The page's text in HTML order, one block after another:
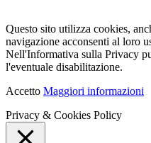
Questo sito utilizza cookies,
navigazione acconsenti al loro
Nell'Informativa sulla Privacy
l'eventuale disabilitazione.
Accetto Maggiori informazioni
Privacy & Cookies Policy